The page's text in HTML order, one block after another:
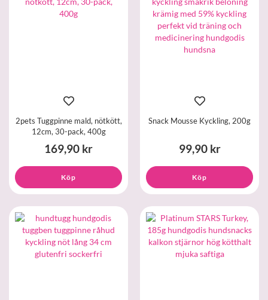
2pets Tuggpinne mald, nötkött,
12cm, 30-pack, 400g
169,90 kr
Köp
Snack Mousse Kyckling, 200g
99,90 kr
Köp